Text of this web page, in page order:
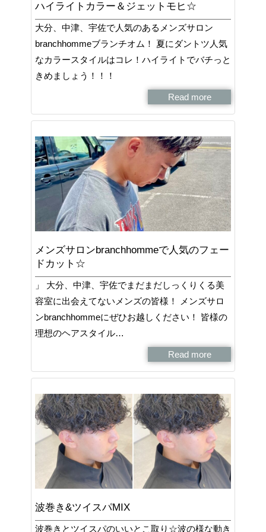
ハイライトカラー＆ジェットモヒ☆
大分、中津、宇佐で人気のあるメンズサロン
branchhommeブランチオム！ 夏にダントツ人気
なカラースタイルはコレ！ハイライトでバチっと
きめましょう！！！
Read more
メンズサロンbranchhommeで人気のフェー
ドカット☆
」 大分、中津、宇佐でまだまだしっくりくる美
容室に出会えてないメンズの皆様！ メンズサロ
ンbranchhommeにぜひお越しください！ 皆様の
理想のヘアスタイル…
Read more
波巻き&ツイスパMIX
波巻きとツイスパのいいとこ取り☆波の様な動き